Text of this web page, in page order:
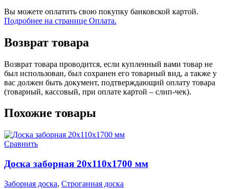
Вы можете оплатить свою покупку банковской картой.
Подробнее на странице Оплата.
Возврат товара
Возврат товара проводится, если купленный вами товар не
был использован, был сохранен его товарный вид, а также у
вас должен быть документ, подтверждающий оплату товара
(товарный, кассовый, при оплате картой – слип-чек).
Похожие товары
Сравнить
Доска заборная 20х110х1700 мм
Заборная доска, Строганная доска